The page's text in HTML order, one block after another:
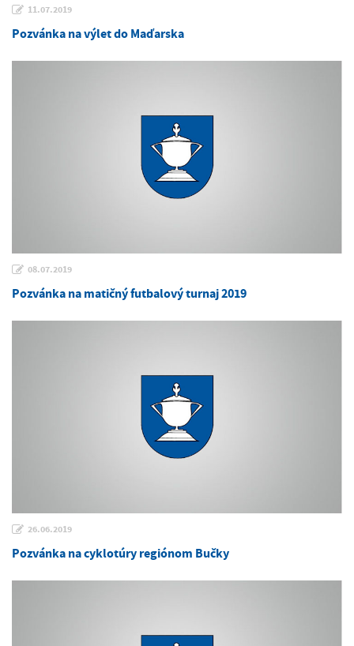
11.07.2019
Pozvánka na výlet do Maďarska
08.07.2019
Pozvánka na matičný futbalový turnaj 2019
26.06.2019
Pozvánka na cyklotúry regiónom Bučky